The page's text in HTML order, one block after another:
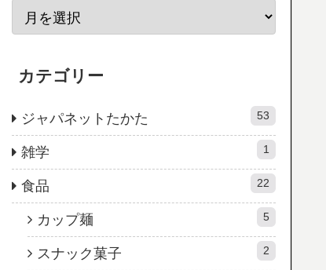
カテゴリー
ジャパネットたかた 53
雑学 1
食品 22
カップ麺 5
スナック菓子 2